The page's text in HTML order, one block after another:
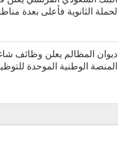
لحملة الثانوية فأعلى بعدة
ديوان المظالم يعلن وظائف
المنصة الوطنية الموحدة